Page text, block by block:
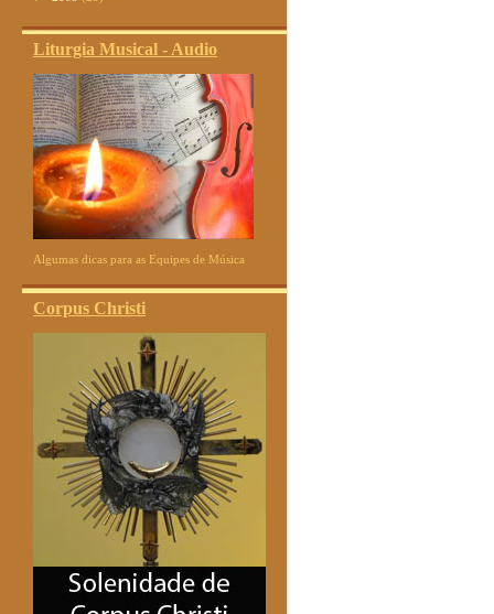
Liturgia Musical - Audio
Algumas dicas para as Equipes de Música
Corpus Christi